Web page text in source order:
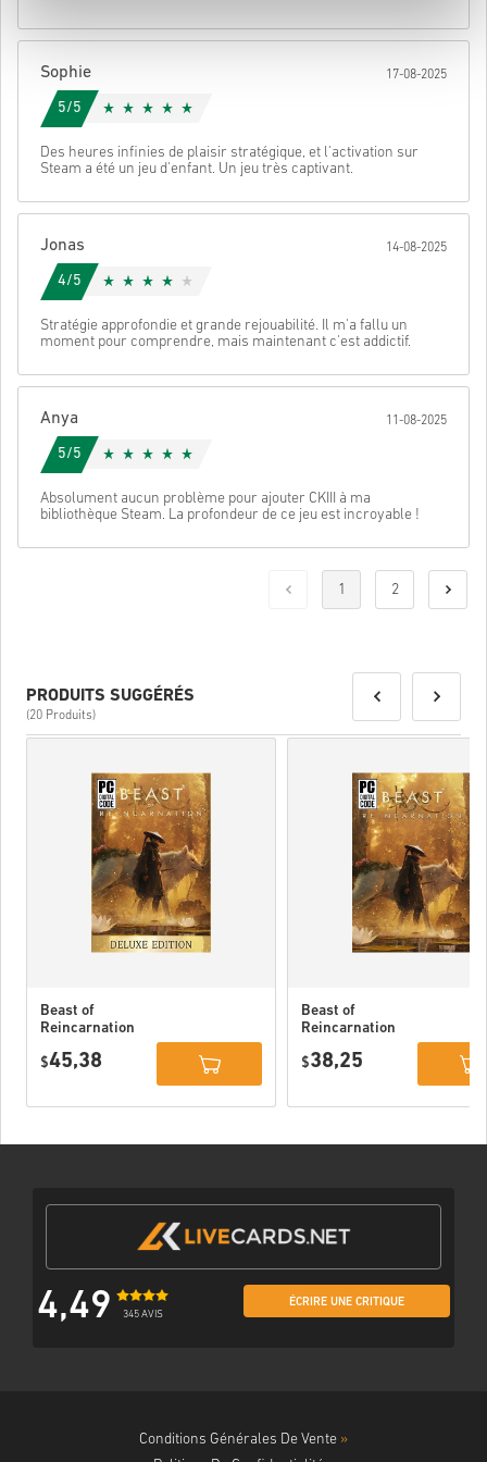
Une fois terminé, tu recevras un e-mail avec un lien sécurisé pour
Sophie 17-08-2025
5/5
Des heures infinies de plaisir stratégique, et l'activation sur
Steam a été un jeu d'enfant. Un jeu très captivant.
Jonas 14-08-2025
4/5
Stratégie approfondie et grande rejouabilité. Il m'a fallu un
moment pour comprendre, mais maintenant c'est addictif.
Anya 11-08-2025
5/5
Absolument aucun problème pour ajouter CKIII à ma
bibliothèque Steam. La profondeur de ce jeu est incroyable !
1 2
PRODUITS SUGGÉRÉS
(20 Produits)
Beast of
Reincarnation
PC (STEAM)
$45,38
Beast of
Reincarnation
$38,25
4,49 345 AVIS
ÉCRIRE UNE CRITIQUE
Conditions Générales De Vente »